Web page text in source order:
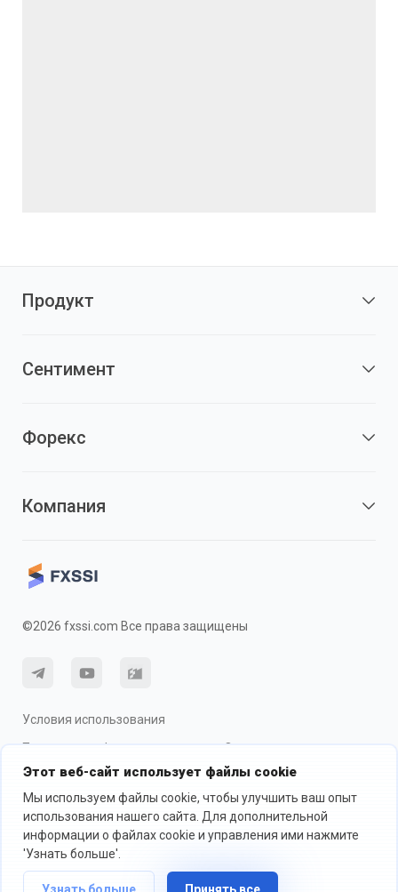
Этот веб-сайт использует файлы cookie
Мы используем файлы cookie, чтобы улучшить ваш опыт
использования нашего сайта. Для дополнительной
информации о файлах cookie и управления ими нажмите
'Узнать больше'.
Продукт
Сентимент
Форекс
Компания
©2026 fxssi.com Все права защищены
Условия использования
Политика конфиденциальности
О рисках
Использование cookie
Веб-сайт управляется FXSSI LTD Регистрационный номер: 13534801
(Англия) | 71-75 Shelton Street, London, England, WC2H 9JQ
Мы рекомендуем вам обратиться за независимой финансовой
консультацией и убедиться, что вы полностью понимаете риски,